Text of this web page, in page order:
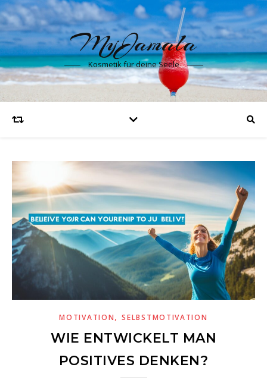
MyJamala
Kosmetik für deine Seele
MOTIVATION,SELBSTMOTIVATION
WIE ENTWICKELT MAN
POSITIVES DENKEN?